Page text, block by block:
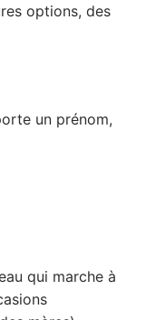
options, des
un prénom,
qui marche à